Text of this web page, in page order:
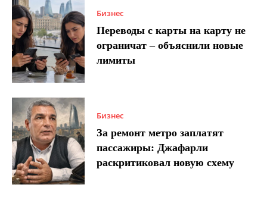
Бизнес
Переводы с карты на карту не
ограничат – объяснили новые
лимиты
Бизнес
За ремонт метро заплатят
пассажиры: Джафарли
раскритиковал новую схему